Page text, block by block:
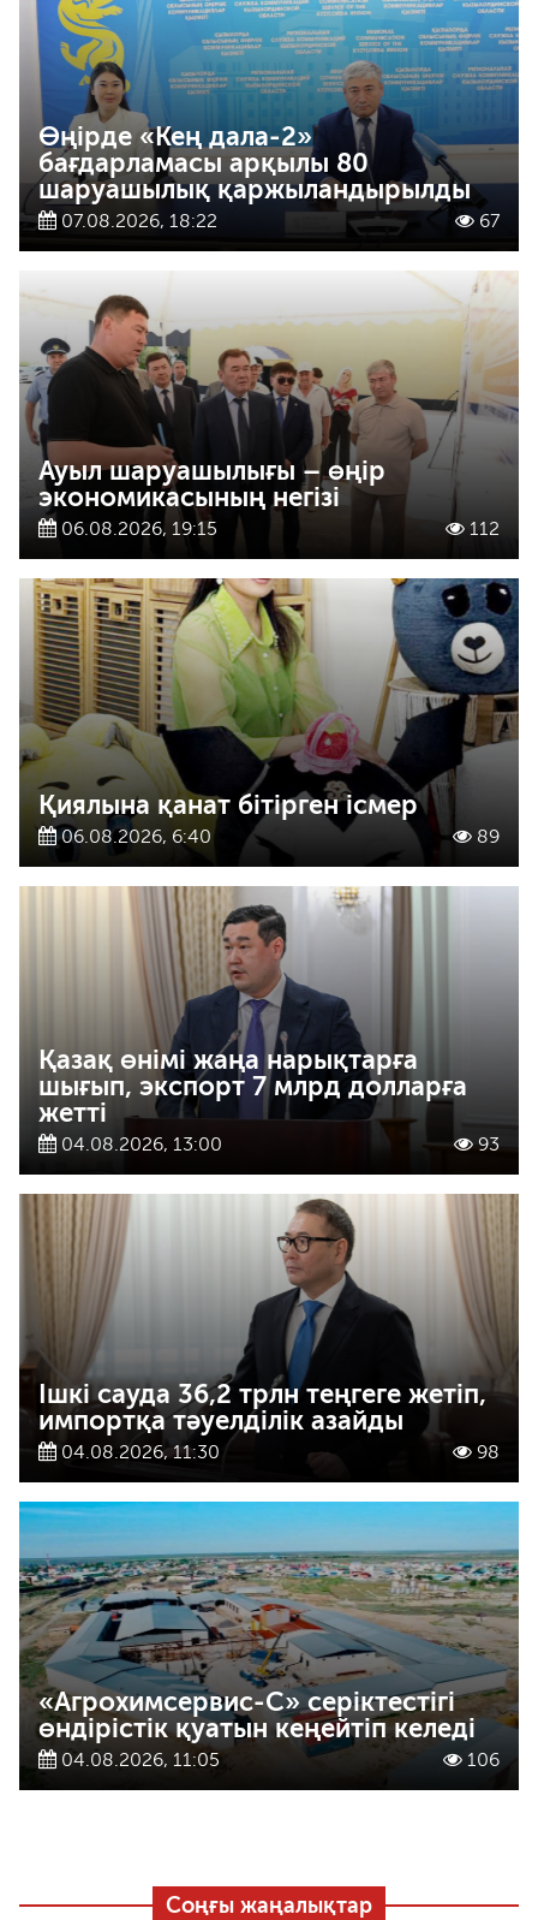
Өңірде «Кең дала-2»
бағдарламасы арқылы 80
шаруашылық қаржыландырылды
07.08.2026, 18:22 67
Ауыл шаруашылығы – өңір
экономикасының негізі
06.08.2026, 19:15 112
Қиялына қанат бітірген ісмер
06.08.2026, 6:40 89
Қазақ өнімі жаңа нарықтарға
шығып, экспорт 7 млрд долларға
жетті
04.08.2026, 13:00 93
Ішкі сауда 36,2 трлн теңгеге жетіп,
импортқа тәуелділік азайды
04.08.2026, 11:30 98
«Агрохимсервис-С» серіктестігі
өндірістік қуатын кеңейтіп келеді
04.08.2026, 11:05 106
Соңғы жаңалықтар